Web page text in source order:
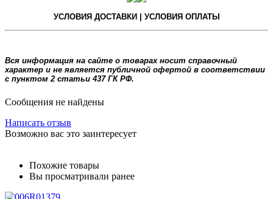
УСЛОВИЯ ДОСТАВКИ | УСЛОВИЯ ОПЛАТЫ
Вся информация на сайте о товарах носит справочный
характер и не является публичной офертой в соответствии
с пунктом 2 статьи 437 ГК РФ.
Сообщения не найдены
Написать отзыв
Возможно вас это заинтересует
Похожие товары
Вы просматривали ранее